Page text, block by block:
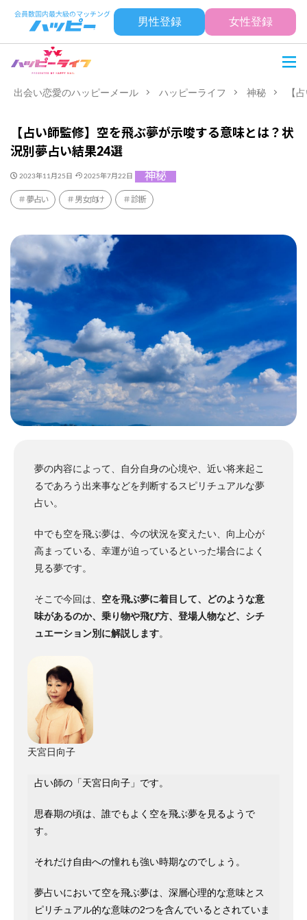
男性登録 女性登録
出会い恋愛のハッピーメール ハッピーライフ 神秘 【
【占い師監修】空を飛ぶ夢が示唆する意味とは？状
況別夢占い結果24選
2023年11月25日 2025年7月22日 神秘
夢占い 男女向け 診断
夢の内容によって、自分自身の心境や、近い将来起こ
るであろう出来事などを判断するスピリチュアルな夢
占い。
中でも空を飛ぶ夢は、今の状況を変えたい、向上心が
高まっている、幸運が迫っているといった場合によく
見る夢です。
そこで今回は、 空を飛ぶ夢に着目して、どのような意
味があるのか、乗り物や飛び方、登場人物など、シチ
ュエーション別に解説します。
天宮日向子
占い師の「天宮日向子」です。
思春期の頃は、誰でもよく空を飛ぶ夢を見るようで
す。
それだけ自由への憧れも強い時期なのでしょう。
夢占いにおいて空を飛ぶ夢は、深層心理的な意味とス
ピリチュアル的な意味の2つを含んでいるとされていま